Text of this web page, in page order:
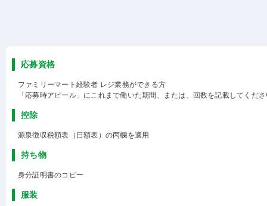
応募資格
ファミリーマート経験者 レジ業務ができる方
「応募時アピール」にこれまで働いた期間、または、回数を記載してくだ
控除
源泉徴収税額表（日額表）の丙欄を適用
持ち物
身分証明書のコピー
服装